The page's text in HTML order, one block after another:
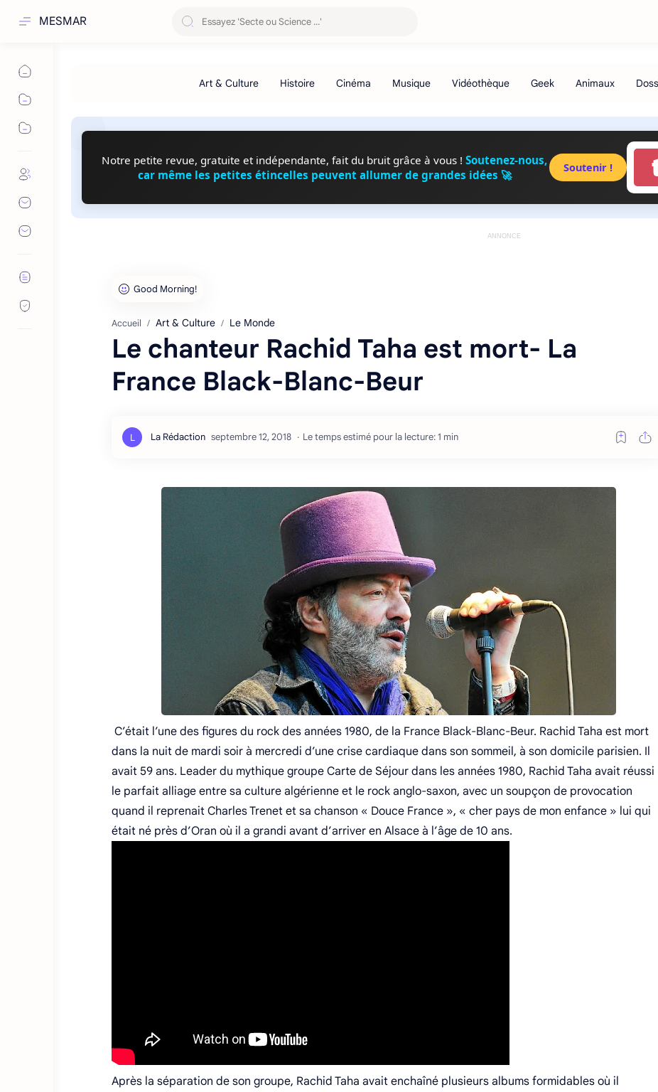
MESMAR
Notre petite revue, gratuite et indépendante, fait du bruit grâce à vous ! Soutenez-nous,
car même les petites étincelles peuvent allumer de grandes idées 🚀
Soutenir !
ANNONCE
Accueil Art & Culture Le Monde
Le chanteur Rachid Taha est mort- La
France Black-Blanc-Beur
Le temps estimé pour la lecture: 1 min
C’était l’une des figures du rock des années 1980, de la France Black-Blanc-Beur. Rachid Taha est mort
dans la nuit de mardi soir à mercredi d’une crise cardiaque dans son sommeil, à son domicile parisien. Il
avait 59 ans. Leader du mythique groupe Carte de Séjour dans les années 1980, Rachid Taha avait réussi
le parfait alliage entre sa culture algérienne et le rock anglo-saxon, avec un soupçon de provocation
quand il reprenait Charles Trenet et sa chanson « Douce France », « cher pays de mon enfance » lui qui
était né près d’Oran où il a grandi avant d’arriver en Alsace à l’âge de 10 ans.
Après la séparation de son groupe, Rachid Taha avait enchaîné plusieurs albums formidables où il